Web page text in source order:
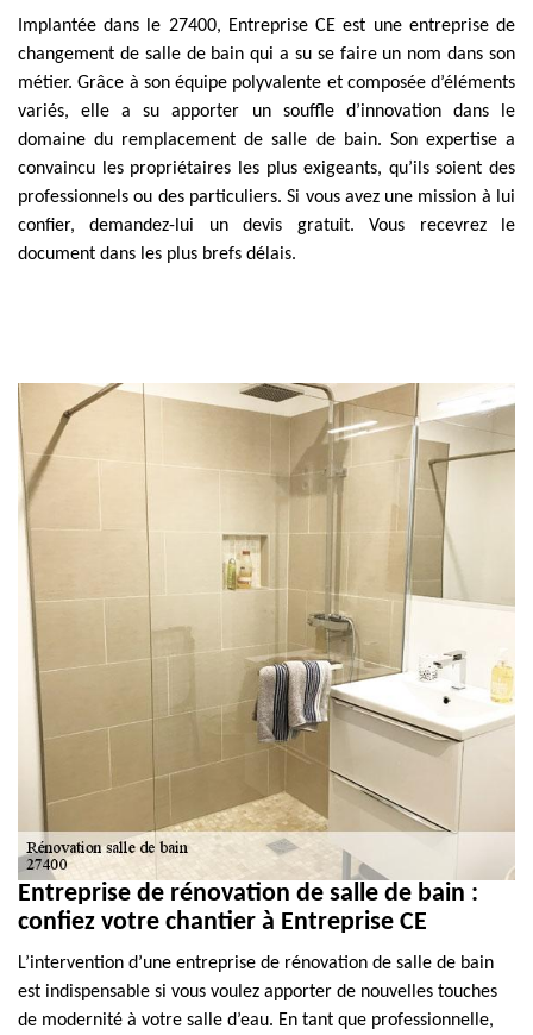
Implantée dans le 27400, Entreprise CE est une entreprise de
changement de salle de bain qui a su se faire un nom dans son
métier. Grâce à son équipe polyvalente et composée d’éléments
variés, elle a su apporter un souffle d’innovation dans le
domaine du remplacement de salle de bain. Son expertise a
convaincu les propriétaires les plus exigeants, qu’ils soient des
professionnels ou des particuliers. Si vous avez une mission à lui
confier, demandez-lui un devis gratuit. Vous recevrez le
document dans les plus brefs délais.
Entreprise de rénovation de salle de bain :
confiez votre chantier à Entreprise CE
L’intervention d’une entreprise de rénovation de salle de bain
est indispensable si vous voulez apporter de nouvelles touches
de modernité à votre salle d’eau. En tant que professionnelle,